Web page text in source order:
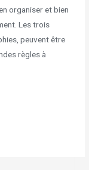
organiser et bien
Les trois
peuvent être
règles à